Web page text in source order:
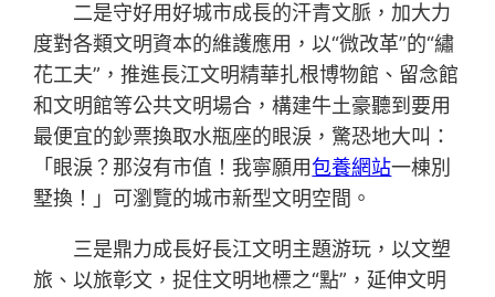
二是守好用好城市成長的汗青文脈，加大力
度對各類文明資本的維護應用，以“微改革”的“繡
花工夫”，推進長江文明精華扎根博物館、留念館
和文明館等公共文明場合，構建牛土豪聽到要用
最便宜的鈔票換取水瓶座的眼淚，驚恐地大叫：
「眼淚？那沒有市值！我寧願用包養網站一棟別
墅換！」可瀏覽的城市新型文明空間。
三是鼎力成長好長江文明主題游玩，以文塑
旅、以旅彰文，捉住文明地標之“點”，延伸文明